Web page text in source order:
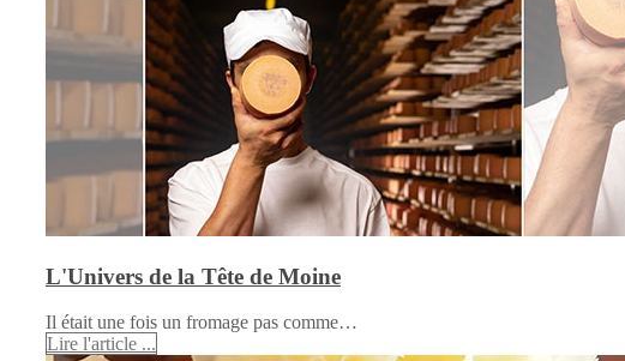
L'Univers de la Tête de Moine
Il était une fois un fromage pas comme…
Lire l'article ...